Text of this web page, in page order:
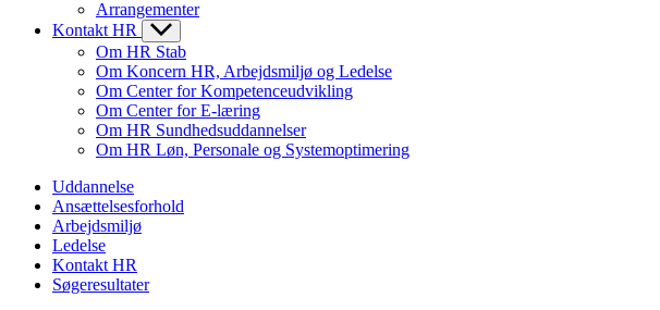
Arrangementer
Kontakt HR
Om HR Stab
Om Koncern HR, Arbejdsmiljø og Ledelse
Om Center for Kompetenceudvikling
Om Center for E-læring
Om HR Sundhedsuddannelser
Om HR Løn, Personale og Systemoptimering
Uddannelse
Ansættelsesforhold
Arbejdsmiljø
Ledelse
Kontakt HR
Søgeresultater